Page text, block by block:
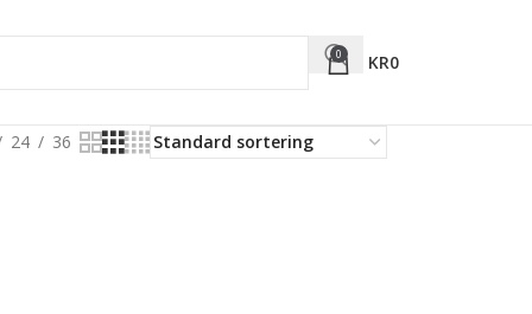
0 KR0
24 36